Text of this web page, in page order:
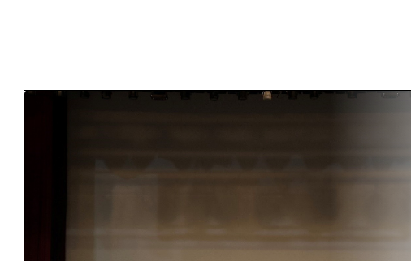
학생활동
입학안내
해외연수
카드뉴스